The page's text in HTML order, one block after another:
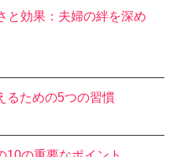
と効果：夫婦の絆を深め
るための5つの習慣